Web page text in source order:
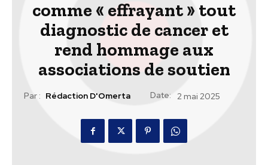
comme « effrayant » tout
diagnostic de cancer et
rend hommage aux
associations de soutien
Par : Rédaction D'Omerta Date: 2 mai 2025